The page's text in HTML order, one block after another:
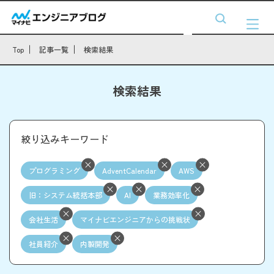
Top 記事一覧 検索結果
検索結果
絞り込みキーワード
プログラミング AdventCalendar AWS
旧：システム統括本部 AI 業務効率化
会社生活 マイナビエンジニアからの挑戦状
社員紹介 内製開発